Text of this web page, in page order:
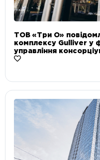
ТОВ «Три О»
комплексу Gulliver у
управління